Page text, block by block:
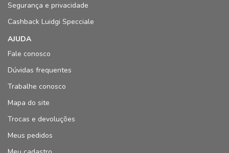
Segurança e privacidade
Cashback Luidgi Specciale
AJUDA
Fale conosco
Dúvidas frequentes
Trabalhe conosco
Mapa do site
Trocas e devoluções
Meus pedidos